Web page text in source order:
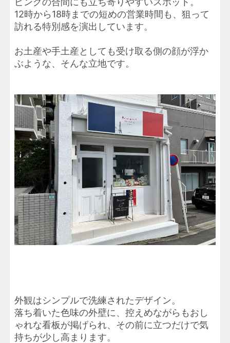
12時から18時までの短めの営業時間も、狙って
訪れる特別感を演出しています。
お土産や手土産としても受け取る側の顔が浮か
ぶような、そんな立地です。
外観はシンプルで洗練されたデザイン。
落ち着いた色味の外壁に、控えめながらもおし
ゃれな看板が掲げられ、その前に立つだけで気
持ちが少し高まります。